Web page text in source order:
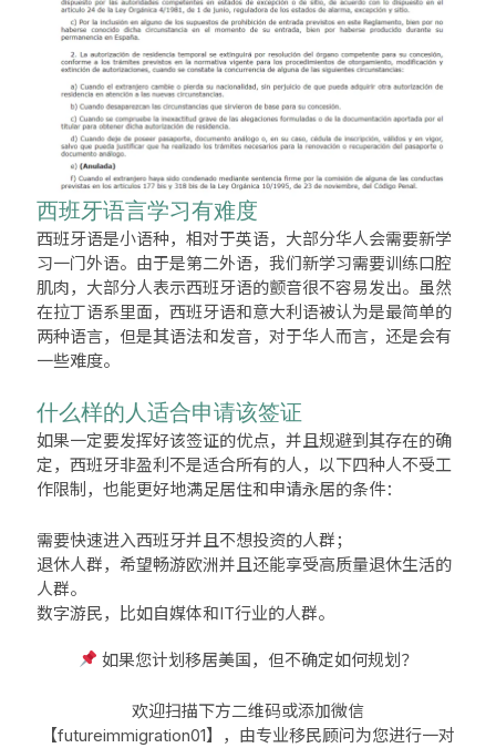
西班牙语言学习有难度
西班牙语是小语种，相对于英语，大部分华人会需要新学
习一门外语。由于是第二外语，我们新学习需要训练口腔
肌肉，大部分人表示西班牙语的颤音很不容易发出。虽然
在拉丁语系里面，西班牙语和意大利语被认为是最简单的
两种语言，但是其语法和发音，对于华人而言，还是会有
一些难度。
什么样的人适合申请该签证
如果一定要发挥好该签证的优点，并且规避到其存在的确
定，西班牙非盈利不是适合所有的人，以下四种人不受工
作限制，也能更好地满足居住和申请永居的条件：
需要快速进入西班牙并且不想投资的人群；
退休人群，希望畅游欧洲并且还能享受高质量退休生活的
人群。
数字游民，比如自媒体和IT行业的人群。
如果您计划移居美国，但不确定如何规划？
欢迎扫描下方二维码或添加微信
【futureimmigration01】，由专业移民顾问为您进行一对